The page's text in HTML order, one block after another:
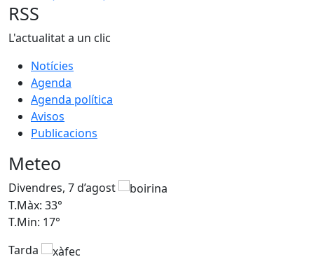
RSS
L'actualitat a un clic
Notícies
Agenda
Agenda política
Avisos
Publicacions
Meteo
Divendres, 7 d’agost
T.Màx: 33°
T.Min: 17°
Tarda